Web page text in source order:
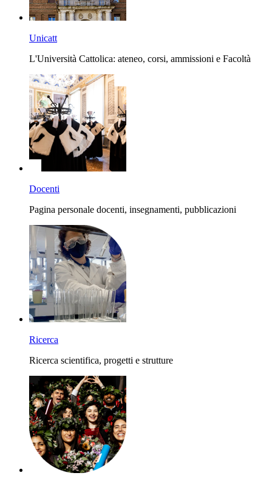
Unicatt
L'Università Cattolica: ateneo, corsi, ammissioni e Facoltà
Docenti
Pagina personale docenti, insegnamenti, pubblicazioni
Ricerca
Ricerca scientifica, progetti e strutture